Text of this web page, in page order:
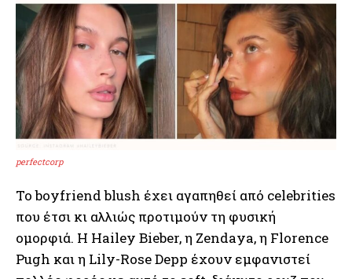
perfectcorp
Το boyfriend blush έχει αγαπηθεί από celebrities
που έτσι κι αλλιώς προτιμούν τη φυσική
ομορφιά. Η Hailey Bieber, η Zendaya, η Florence
Pugh και η Lily-Rose Depp έχουν εμφανιστεί